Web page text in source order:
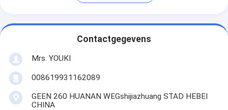
Contactgegevens
Mrs. YOUKI
008619931162089
GEEN 260 HUANAN WEGshijiazhuang STAD HEBEI
CHINA